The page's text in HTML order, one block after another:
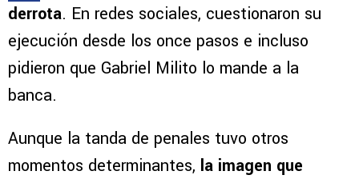
derrota. En redes sociales, cuestionaron su
ejecución desde los once pasos e incluso
pidieron que Gabriel Milito lo mande a la
banca.
Aunque la tanda de penales tuvo otros
momentos determinantes, la imagen que